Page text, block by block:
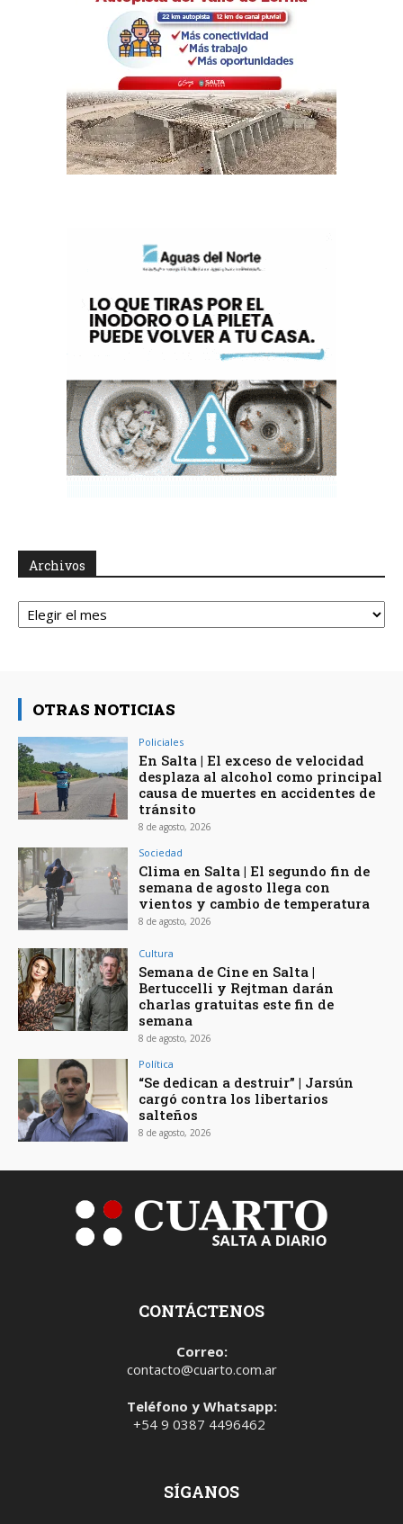
Archivos
Archivos
OTRAS NOTICIAS
Policiales
En Salta | El exceso de velocidad
desplaza al alcohol como principal
causa de muertes en accidentes de
tránsito
8 de agosto, 2026
Sociedad
Clima en Salta | El segundo fin de
semana de agosto llega con
vientos y cambio de temperatura
8 de agosto, 2026
Cultura
Semana de Cine en Salta |
Bertuccelli y Rejtman darán
charlas gratuitas este fin de
semana
8 de agosto, 2026
Política
“Se dedican a destruir” | Jarsún
cargó contra los libertarios
salteños
8 de agosto, 2026
CONTÁCTENOS
Correo:
contacto@cuarto.com.ar
Teléfono y Whatsapp:
+54 9 0387 4496462
SÍGANOS